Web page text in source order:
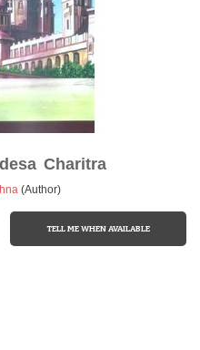
Charitra
(Author)